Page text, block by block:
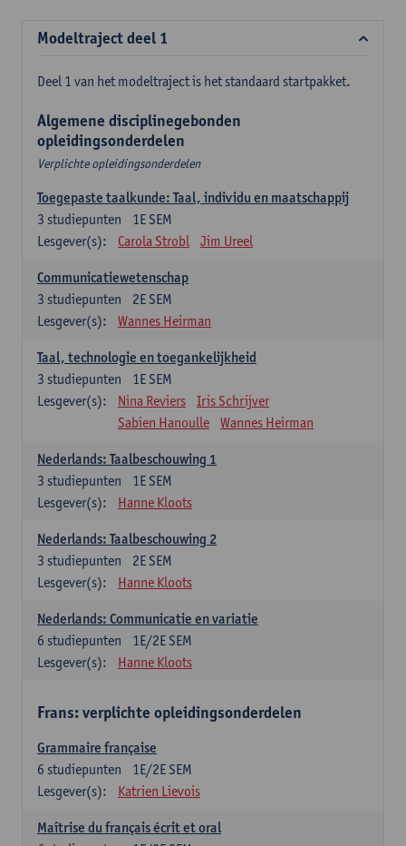
Modeltraject deel 1
Deel 1 van het modeltraject is het standaard startpakket.
Algemene disciplinegebonden
opleidingsonderdelen
Verplichte opleidingsonderdelen
Toegepaste taalkunde: Taal, individu en maatschappij
1E SEM
3 studiepunten
Lesgever(s):
Carola Strobl Jim Ureel
Communicatiewetenschap
2E SEM
3 studiepunten
Lesgever(s):
Wannes Heirman
Taal, technologie en toegankelijkheid
1E SEM
3 studiepunten
Lesgever(s):
Nina Reviers
Iris Schrijver
Sabien Hanoulle
Wannes Heirman
Nederlands: Taalbeschouwing 1
1E SEM
3 studiepunten
Lesgever(s):
Hanne Kloots
Nederlands: Taalbeschouwing 2
2E SEM
3 studiepunten
Lesgever(s):
Hanne Kloots
Nederlands: Communicatie en variatie
1E/2E SEM
6 studiepunten
Lesgever(s):
Hanne Kloots
Frans: verplichte opleidingsonderdelen
Grammaire française
1E/2E SEM
6 studiepunten
Lesgever(s):
Katrien Lievois
Maîtrise du français écrit et oral